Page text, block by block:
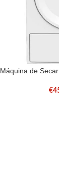
Máquina de
€